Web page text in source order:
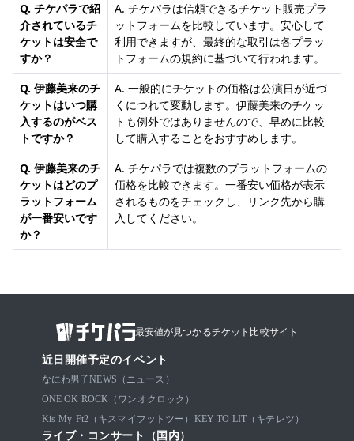
Q. チケパラで紹
介されているチ
ケットは安全で
すか？
A. チケパラは信頼できるチケット販売プラ
ットフォームを比較しています。安心して
利用できますが、最終的な取引は各プラッ
トフォームの規約に基づいて行われます。
Q. 伊藤美来のチ
ケットはいつ購
入するのがベス
トですか？
A. 一般的にチケットの価格は公演日が近づ
くにつれて変動します。伊藤美来のチケッ
トも例外ではありませんので、早めに比較
して購入することをおすすめします。
Q. 伊藤美来のチ
ケットはどのプ
ラットフォーム
が一番安いです
か？
A. チケパラでは複数のプラットフォームの
価格を比較できます。一番安い価格が表示
されるものをチェックし、リンク先から購
入してください。
最安値が見つかるチケット比較サイト
近日開催予定のイベント
なにわ男子NEWS（ニュース）
ONE OK ROCK（ワンオクロック）
Kis-My-Ft2（キスマイフットツー） KEY TO LIT（キテレツ）
ライブ・コンサート（国内）